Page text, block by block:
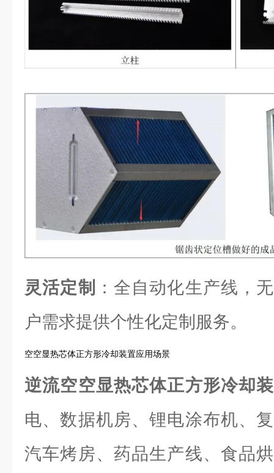
灵活定制
：全自动化生产线，
户需求提供个性化定制服务。
空空显热芯体正方形冷却装置应用场景
逆流空空显热芯体正方形冷却
电、数据机房、锂电涂布机、
汽车烤房、药品生产线、食品